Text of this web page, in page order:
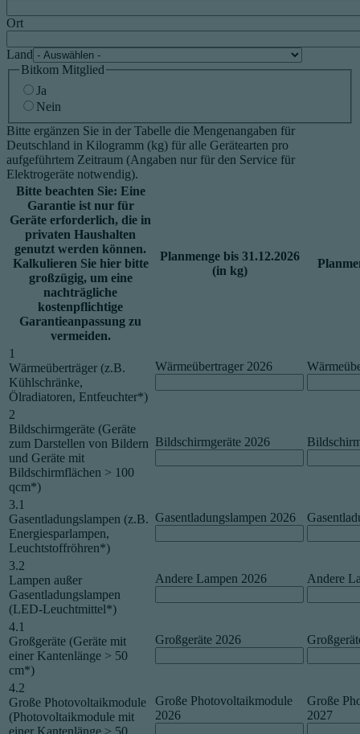
Ort
Land
Bitkom Mitglied
Ja
Nein
Bitte ergänzen Sie in der Tabelle die Mengenangaben für
Deutschland in Kilogramm (kg) für alle Gerätearten pro
aufgeführtem Zeitraum (Angaben nur für den Service für
Elektrogeräte notwendig).
Bitte beachten Sie: Eine
Garantie ist nur für
Geräte erforderlich, die in
privaten Haushalten
genutzt werden können.
Kalkulieren Sie hier bitte
großzügig, um eine
nachträgliche
kostenpflichtige
Garantieanpassung zu
vermeiden.
Planmenge bis 31.12.2026
(in kg)
1
Wärmeüberträger (z.B.
Kühlschränke,
Ölradiatoren, Entfeuchter*)
Wärmeübertrager 2026
2
Bildschirmgeräte (Geräte
zum Darstellen von Bildern
und Geräte mit
Bildschirmflächen > 100
qcm*)
Bildschirmgeräte 2026
3.1
Gasentladungslampen (z.B.
Energiesparlampen,
Leuchtstoffröhren*)
Gasentladungslampen 2026
3.2
Lampen außer
Gasentladungslampen
(LED-Leuchtmittel*)
Andere Lampen 2026 Andere
4.1
Großgeräte (Geräte mit
einer Kantenlänge > 50
cm*)
Großgeräte 2026
4.2
Große Photovoltaikmodule
(Photovoltaikmodule mit
einer Kantenlänge > 50
Große Photovoltaikmodule
2026
Große
2027